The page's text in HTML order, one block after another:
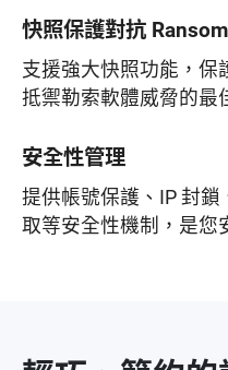
快照保護對抗
支援強大快照功能，保
抵禦勒索軟體威脅的最
安全性管理
提供帳號保護、IP 封
取等安全性機制，是您